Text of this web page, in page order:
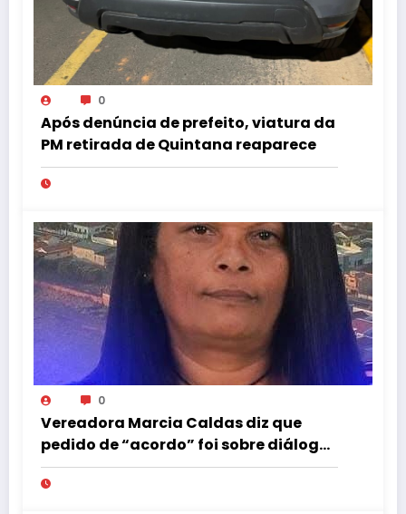
0
Após denúncia de prefeito, viatura da
PM retirada de Quintana reaparece
0
Vereadora Marcia Caldas diz que
pedido de “acordo” foi sobre diálogo
institucional